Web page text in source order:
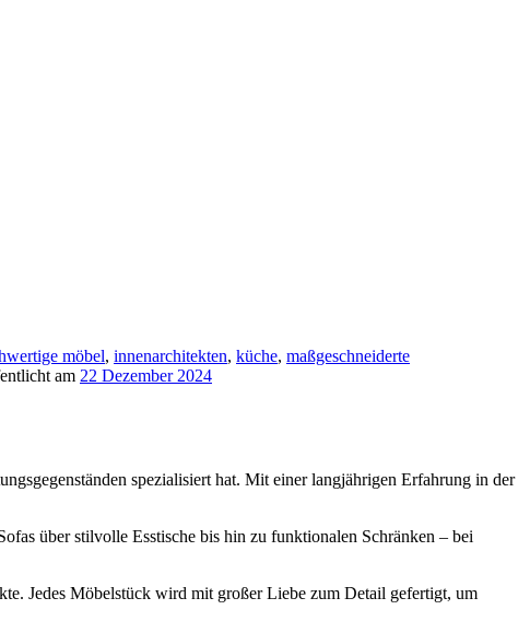
möbel, innenarchitekten, küche, maßgeschneiderte
am 22 Dezember 2024
spezialisiert hat. Mit einer langjährigen Erfahrung in der
über stilvolle Esstische bis hin zu funktionalen Schränken – bei
Jedes Möbelstück wird mit großer Liebe zum Detail gefertigt, um